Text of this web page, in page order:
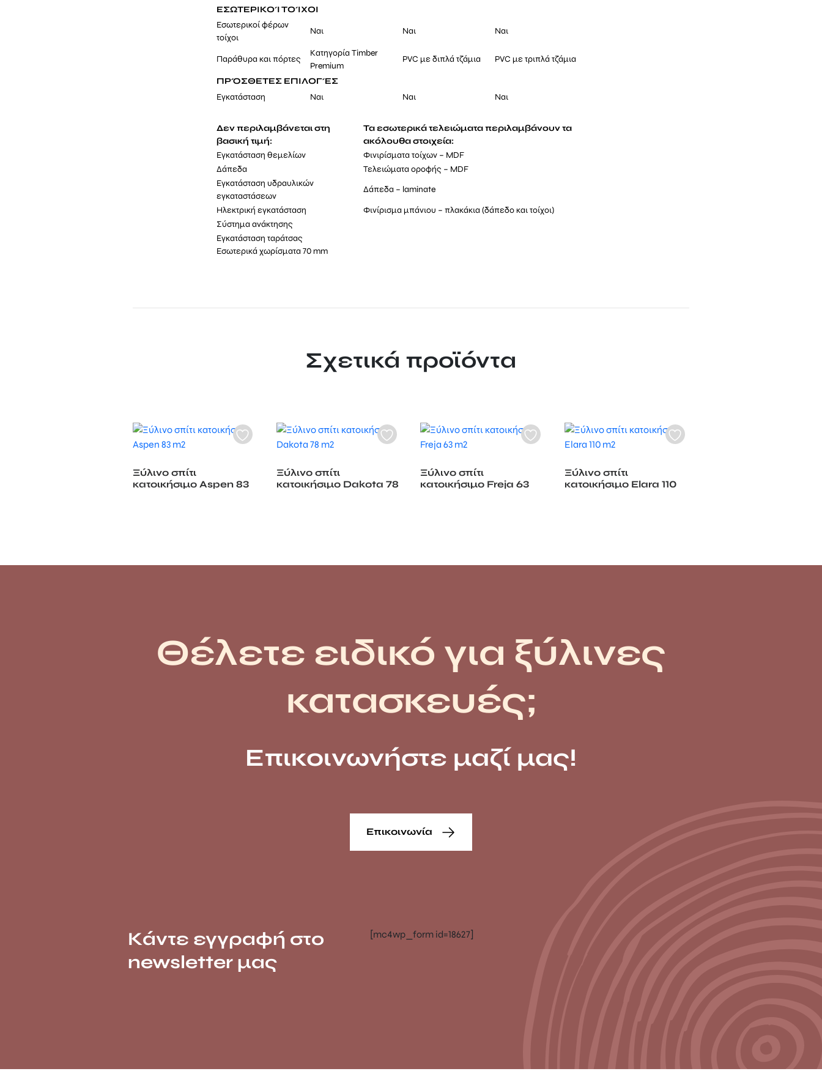
ΕΣΩΤΕΡΙΚΟΊ ΤΟΊΧΟΙ
Εσωτερικοί φέρων
τοίχοι
Ναι Ναι Ναι
Παράθυρα και πόρτες
Κατηγορία Timber
Premium
PVC με διπλά τζάμια PVC με τριπλά τζάμια
ΠΡΌΣΘΕΤΕΣ ΕΠΙΛΟΓΈΣ
Εγκατάσταση
Ναι Ναι Ναι
Δεν περιλαμβάνεται στη
βασική τιμή:
Τα εσωτερικά τελειώματα περιλαμβάνουν τα
ακόλουθα στοιχεία:
Εγκατάσταση θεμελίων
Φινιρίσματα τοίχων – MDF
Δάπεδα
Τελειώματα οροφής – MDF
Εγκατάσταση υδραυλικών
εγκαταστάσεων
Δάπεδα – laminate
Ηλεκτρική εγκατάσταση
Φινίρισμα μπάνιου – πλακάκια (δάπεδο και τοίχοι)
Σύστημα ανάκτησης
Εγκατάσταση ταράτσας
Εσωτερικά χωρίσματα 70 mm
Σχετικά προϊόντα
Ξύλινο σπίτι
κατοικήσιμο Aspen 83
Ξύλινο σπίτι
κατοικήσιμο Dakota 78
Ξύλινο σπίτι
κατοικήσιμο Freja 63
Ξύλινο σπίτι
κατοικήσιμο Elara 110
Θέλετε ειδικό για ξύλινες
κατασκευές;
Επικοινωνήστε μαζί μας!
Επικοινωνία
Κάντε εγγραφή στο
newsletter μας
[mc4wp_form id=18627]